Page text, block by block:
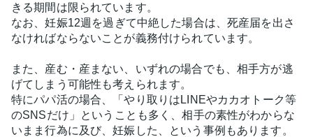
きる期間は限られています。
なお、妊娠12週を過ぎて中絶した場合は、死産届を出さ
なければならないことが義務付けられています。
また、産む・産まない、いずれの場合でも、相手方が逃
げてしまう可能性も考えられます。
特にパパ活の場合、「やり取りはLINEやカカオトーク等
のSNSだけ」ということも多く、相手の素性がわからな
いまま行為に及び、妊娠した、という事例もあります。